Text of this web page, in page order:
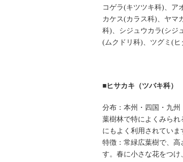
コゲラ(キツツキ科)、ア
カケス(カラス科)、ヤマ
科)、シジュウカラ(シジ
(ムクドリ科)、ツグミ(ヒ
■ヒサカキ（ツバキ科）
分布：本州・四国・九州
葉樹林で特によくみら
にもよく利用されていま
特徴：常緑広葉樹で、高
す。春に小さな花をつけ